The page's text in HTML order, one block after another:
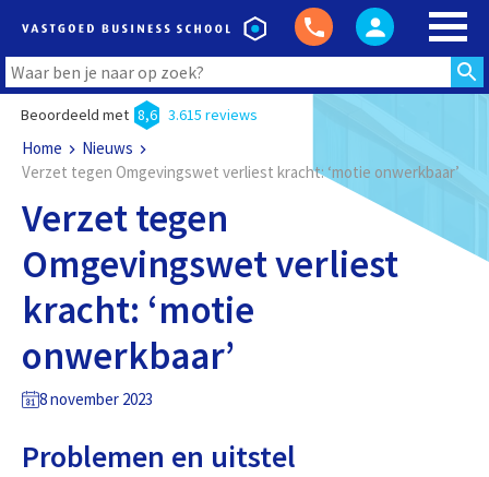
Beoordeeld met 8,6 3.615 reviews
Home
Nieuws
Verzet tegen Omgevingswet verliest kracht: ‘motie onwerkbaar’
Verzet tegen
Omgevingswet verliest
kracht: ‘motie
onwerkbaar’
8 november 2023
Problemen en uitstel